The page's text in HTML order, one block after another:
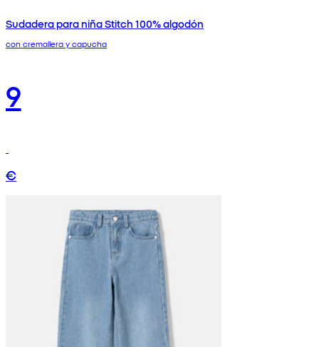
Sudadera para niña Stitch 100% algodón
con cremallera y capucha
9
€